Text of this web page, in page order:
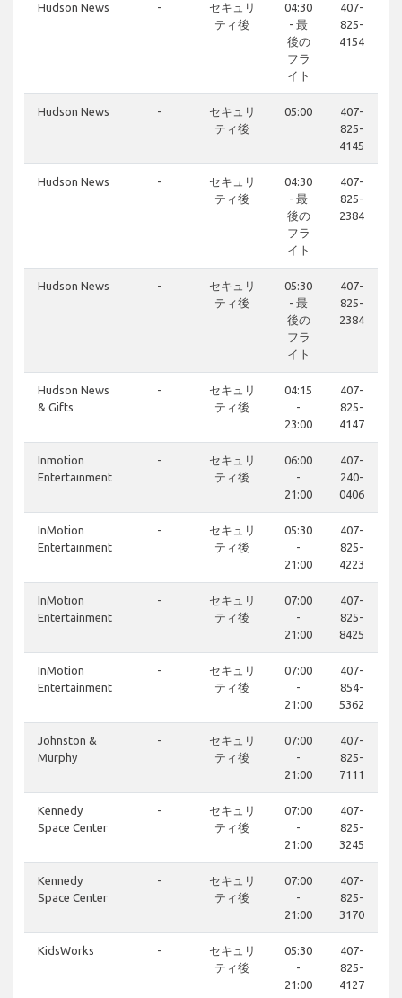
Hudson News -
セキュリ
ティ後
04:30
- 最
後の
フラ
イト
407-
825-
4154
Hudson News -
セキュリ
ティ後
05:00
407-
825-
4145
Hudson News -
セキュリ
ティ後
04:30
- 最
後の
フラ
イト
407-
825-
2384
Hudson News -
セキュリ
ティ後
05:30
- 最
後の
フラ
イト
407-
825-
2384
Hudson News
& Gifts
-
セキュリ
ティ後
04:15
-
23:00
407-
825-
4147
Inmotion
Entertainment
-
セキュリ
ティ後
06:00
-
21:00
407-
240-
0406
InMotion
Entertainment
-
セキュリ
ティ後
05:30
-
21:00
407-
825-
4223
InMotion
Entertainment
-
セキュリ
ティ後
07:00
-
21:00
407-
825-
8425
InMotion
Entertainment
-
セキュリ
ティ後
07:00
-
21:00
407-
854-
5362
Johnston &
Murphy
-
セキュリ
ティ後
07:00
-
21:00
407-
825-
7111
Kennedy
Space Center
-
セキュリ
ティ後
07:00
-
21:00
407-
825-
3245
Kennedy
Space Center
-
セキュリ
ティ後
07:00
-
21:00
407-
825-
3170
KidsWorks -
セキュリ
ティ後
05:30
-
21:00
407-
825-
4127